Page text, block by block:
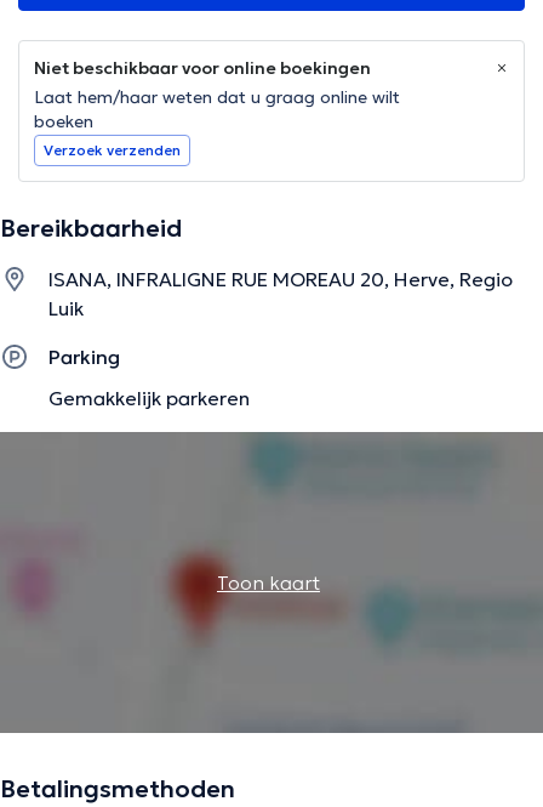
Niet beschikbaar voor online boekingen
Laat hem/haar weten dat u graag online wilt
boeken
Verzoek verzenden
Bereikbaarheid
ISANA, INFRALIGNE RUE MOREAU 20, Herve, Regio
Luik
Parking
Gemakkelijk parkeren
Toon kaart
Betalingsmethoden